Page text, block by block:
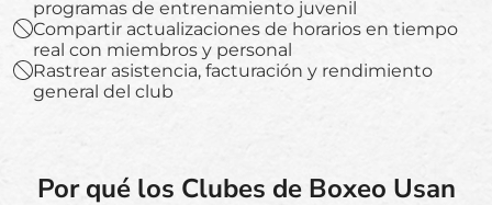
programas de entrenamiento juvenil
Compartir actualizaciones de horarios en tiempo
real con miembros y personal
Rastrear asistencia, facturación y rendimiento
general del club
Por qué los Clubes de Boxeo Usan